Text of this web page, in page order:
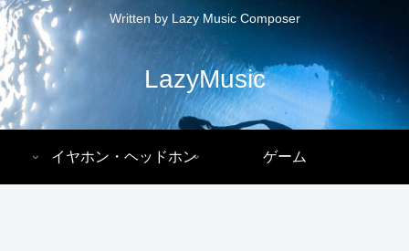
Written by Lazy Music Composer
LazyMusic
イヤホン・ヘッドホン ゲーム